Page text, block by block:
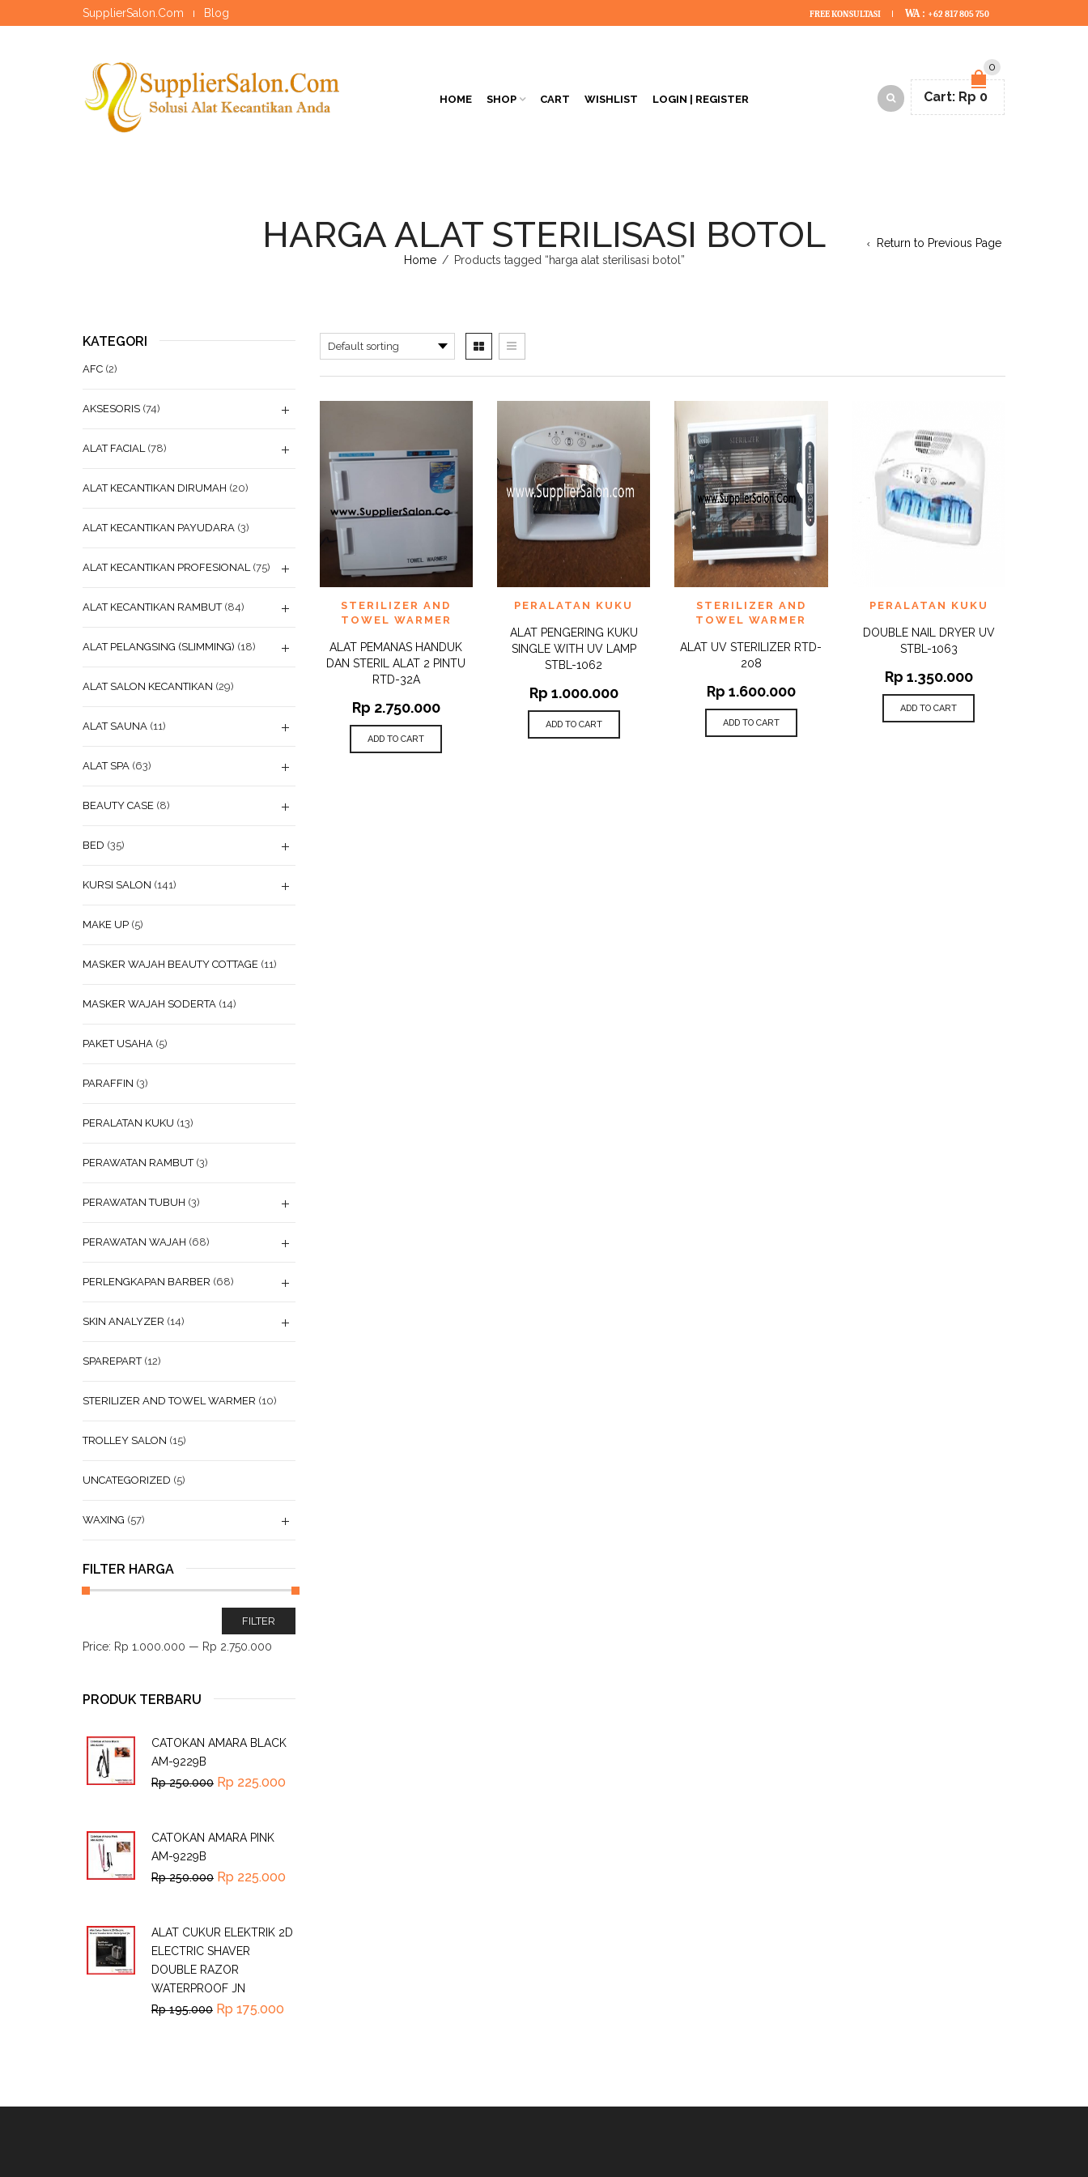
SupplierSalon.Com Blog FREE KONSULTASI WA : +62 817 805 750
HOME SHOP CART WISHLIST LOGIN | REGISTER
0
Cart: Rp 0
HARGA ALAT STERILISASI BOTOL
Home / Products tagged “harga alat sterilisasi botol”
Return to Previous Page
ADD TO
QUICK
VIEW
STERILIZER AND
TOWEL WARMER
ALAT PEMANAS HANDUK
DAN STERIL ALAT 2 PINTU
RTD-32A
Rp 2.750.000
ADD TO CART
ADD TO
QUICK
PERALATAN KUKU
ALAT PENGERING KUKU
SINGLE WITH UV LAMP
STBL-1062
Rp 1.000.000
ADD TO CART
ADD TO
QUICK
VIEW
STERILIZER AND
TOWEL WARMER
ALAT UV STERILIZER RTD-
208
Rp 1.600.000
ADD TO CART
ADD TO
QUICK
PERALATAN KUKU
DOUBLE NAIL DRYER UV
STBL-1063
Rp 1.350.000
ADD TO CART
KATEGORI
AFC (2)
AKSESORIS (74)
ALAT FACIAL (78)
ALAT KECANTIKAN DIRUMAH (20)
ALAT KECANTIKAN PAYUDARA (3)
ALAT KECANTIKAN PROFESIONAL (75)
ALAT KECANTIKAN RAMBUT (84)
ALAT PELANGSING (SLIMMING) (18)
ALAT SALON KECANTIKAN (29)
ALAT SAUNA (11)
ALAT SPA (63)
BEAUTY CASE (8)
BED (35)
KURSI SALON (141)
MAKE UP (5)
MASKER WAJAH BEAUTY COTTAGE (11)
MASKER WAJAH SODERTA (14)
PAKET USAHA (5)
PARAFFIN (3)
PERALATAN KUKU (13)
PERAWATAN RAMBUT (3)
PERAWATAN TUBUH (3)
PERAWATAN WAJAH (68)
PERLENGKAPAN BARBER (68)
SKIN ANALYZER (14)
SPAREPART (12)
STERILIZER AND TOWEL WARMER (10)
TROLLEY SALON (15)
UNCATEGORIZED (5)
WAXING (57)
FILTER HARGA
FILTER
Price: Rp 1.000.000 — Rp 2.750.000
PRODUK TERBARU
CATOKAN AMARA BLACK
AM-9229B
Rp250.000 Rp 225.000
CATOKAN AMARA PINK
AM-9229B
Rp250.000 Rp 225.000
ALAT CUKUR ELEKTRIK 2D
ELECTRIC SHAVER
DOUBLE RAZOR
WATERPROOF JN
Rp195.000 Rp 175.000